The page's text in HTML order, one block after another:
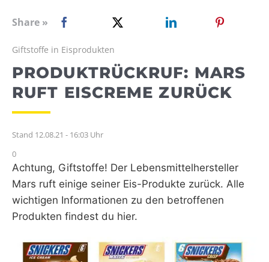
WEBRADIO
Share »
Giftstoffe in Eisprodukten
PRODUKTRÜCKRUF: MARS
RUFT EISCREME ZURÜCK
Stand 12.08.21 - 16:03 Uhr
0
Achtung, Giftstoffe! Der Lebensmittelhersteller
Mars ruft einige seiner Eis-Produkte zurück. Alle
wichtigen Informationen zu den betroffenen
Produkten findest du hier.